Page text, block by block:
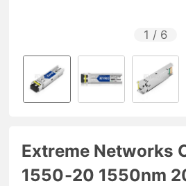
1 / 6
Extreme Networks
1550-20 1550nm